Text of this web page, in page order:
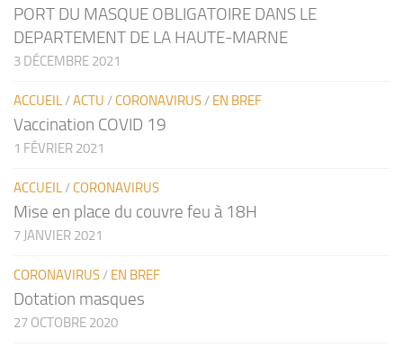
PORT DU MASQUE OBLIGATOIRE DANS LE
DEPARTEMENT DE LA HAUTE-MARNE
3 DÉCEMBRE 2021
ACCUEIL/ACTU / CORONAVIRUS/ EN BREF
Vaccination COVID 19
1 FÉVRIER 2021
ACCUEIL/ CORONAVIRUS
Mise en place du couvre feu à 18H
7 JANVIER 2021
CORONAVIRUS/ EN BREF
Dotation masques
27 OCTOBRE 2020